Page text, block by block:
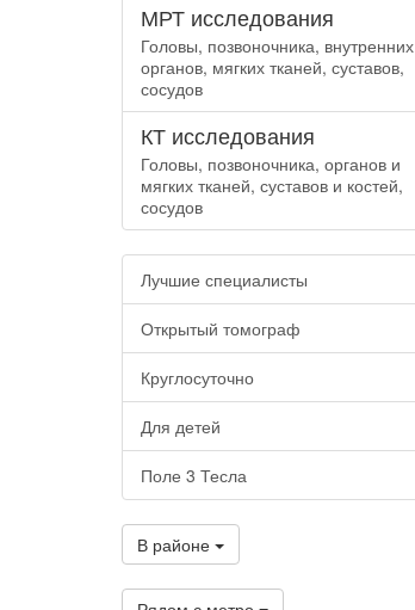
МРТ исследования
Головы, позвоночника, внутренних
органов, мягких тканей, суставов,
сосудов
КТ исследования
Головы, позвоночника, органов и
мягких тканей, суставов и костей,
сосудов
Лучшие специалисты
Открытый томограф
Круглосуточно
Для детей
Поле 3 Тесла
В районе